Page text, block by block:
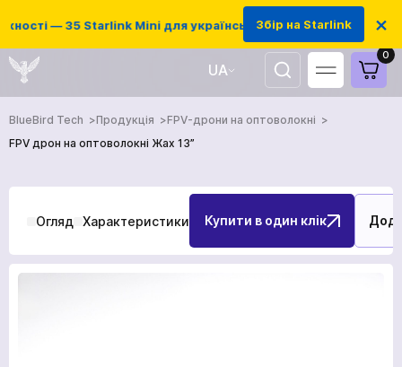
— 35 Starlink Mini для українських захисників
Збір на Starlink ×
UA
EN
0
BlueBird Tech Продукція
FPV-дрони на оптоволокні
FPV дрон на оптоволокні Жах 13”
Огляд Характеристики Купити в один клік